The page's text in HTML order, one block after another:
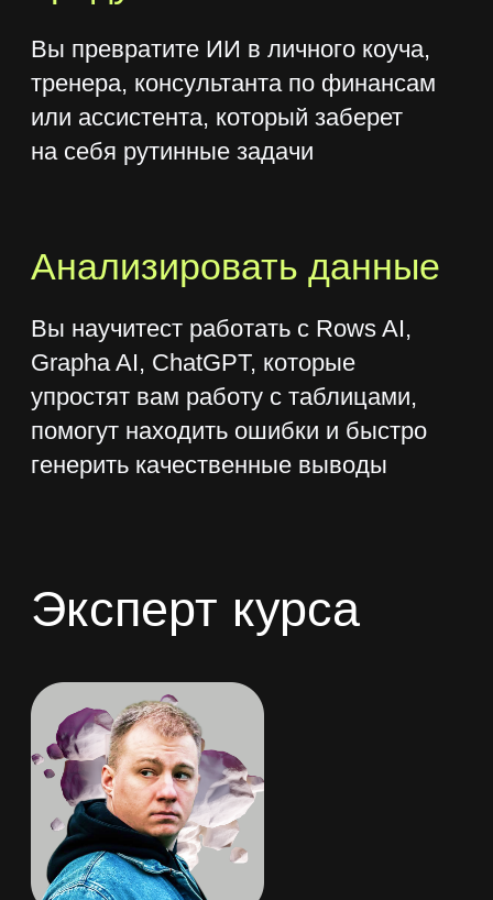
Создадим
собственного
технологии для производства
мультимедийного контента
Получить доступ
Как проходит
обучение